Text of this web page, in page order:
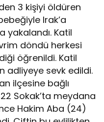
3 kişiyi öldüren
Irak’a
yakalandı. Katil
döndü herkesi
öğrenildi. Katil
adliyeye sevk edildi.
ilçesine bağlı
Sokak’ta meydana
Hakim Aba (24)